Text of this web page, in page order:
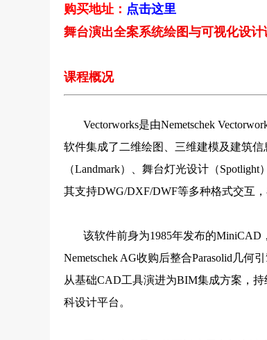
购买地址： 点击这里
舞台演出全案系统绘图与可视化设计
课程概况
Vectorworks是由Nemetschek
软件集成了二维绘图、三维建模及建筑
（Landmark）、舞台灯光设计（
其支持DWG/DXF/DWF等多种格式交互
该软件前身为1985年发布的MiniCAD
Nemetschek AG收购后整合Parasolid几
从基础CAD工具演进为BIM集成方案，
科设计平台。